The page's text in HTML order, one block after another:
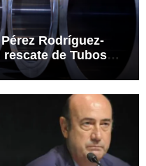
Rodríguez-
de Tubos